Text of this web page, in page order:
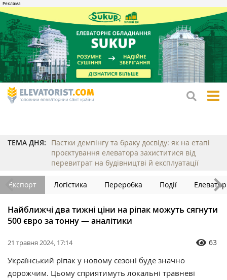
ТЕМА ДНЯ:
Пастки демпінгу та браку досвіду: як на етапі
проєктування елеватора захиститися від
перевитрат на будівництві й експлуатації
Експорт Логістика Переробка Події
Найближчі два тижні ціни на ріпак можуть сягнути
500 євро за тонну — аналітики
21 травня 2024, 17:14 63
Український ріпак у новому сезоні буде значно
дорожчим. Цьому сприятимуть локальні травневі